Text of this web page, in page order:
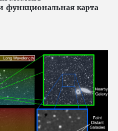
функциональная карта